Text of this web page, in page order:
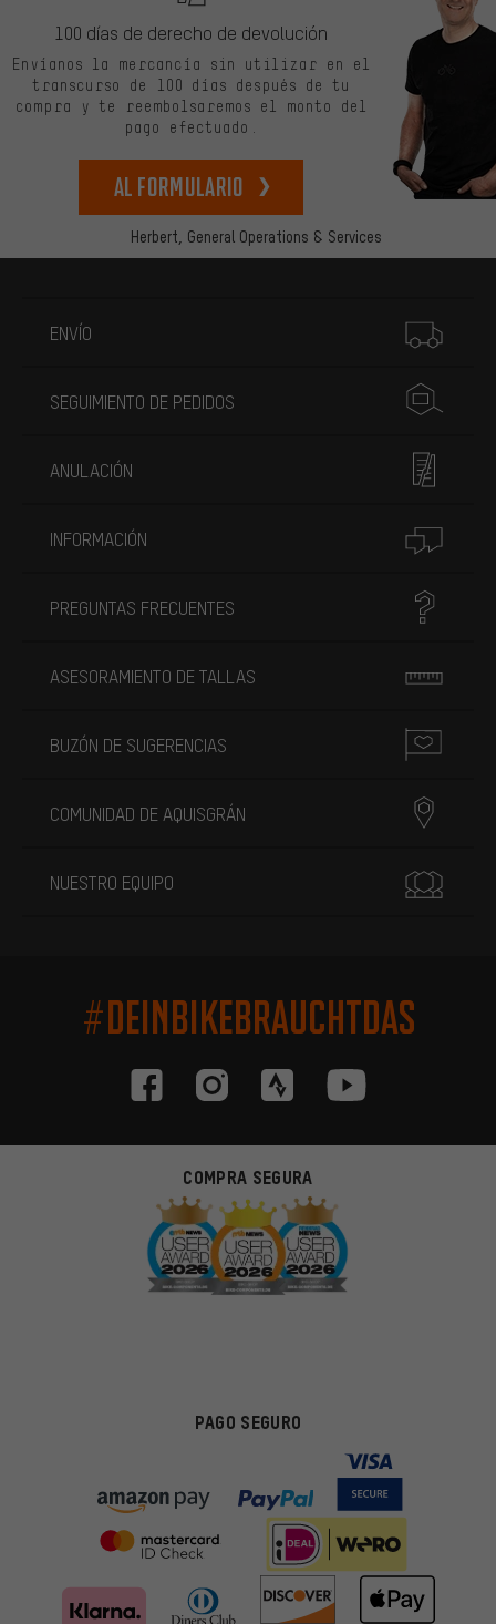
Herbert, General Operations & Services
100 días de derecho de devolución
Envíanos la mercancía sin utilizar en el
transcurso de 100 días después de tu
compra y te reembolsaremos el monto del
pago efectuado.
Al formulario
ENVÍO
SEGUIMIENTO DE PEDIDOS
ANULACIÓN
INFORMACIÓN
PREGUNTAS FRECUENTES
ASESORAMIENTO DE TALLAS
BUZÓN DE SUGERENCIAS
COMUNIDAD DE AQUISGRÁN
NUESTRO EQUIPO
#DEINBIKEBRAUCHTDAS
COMPRA SEGURA
PAGO SEGURO